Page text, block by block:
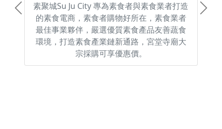
素聚城Su Ju City 專為素食者與素食業者打造
的素食電商，素食者購物好所在，素食業者
最佳事業夥伴，嚴選優質素食產品友善蔬食
環境，打造素食產業鏈新通路，宮堂寺廟大
宗採購可享優惠價。
Previous Next